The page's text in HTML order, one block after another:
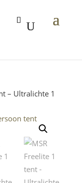
– Ultralichte 1